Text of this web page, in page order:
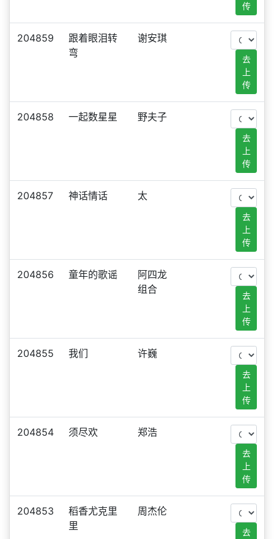
传
204859
跟着眼泪转
弯
谢安琪
去
上
传
204858 一起数星星 野夫子
去
上
传
204857 神话情话 太
去
上
传
204856 童年的歌谣
阿四龙
组合
去
上
传
204855 我们 许巍
去
上
传
204854 须尽欢 郑浩
去
上
传
204853
稻香尤克里
里
周杰伦
去